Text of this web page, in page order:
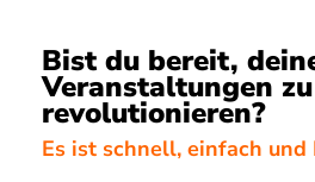
Bist du bereit,
Veranstaltungen zu
revolutionieren?
Es ist schnell, einfach und